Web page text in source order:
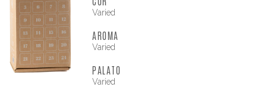
Varied
AROMA
Varied
PALATO
Varied